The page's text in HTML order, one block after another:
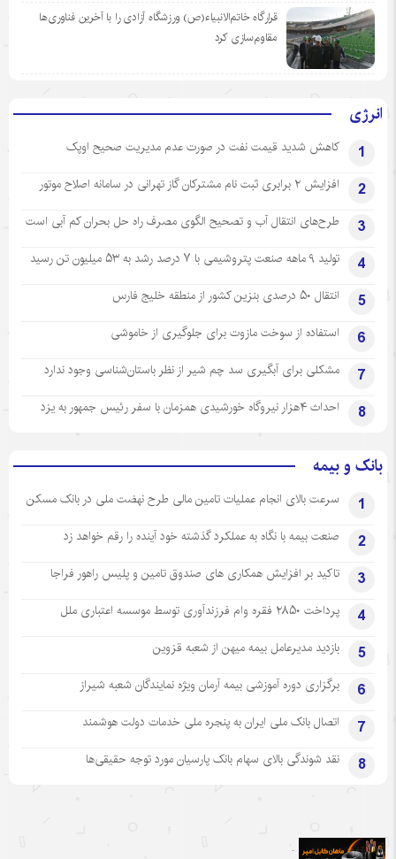
قرارگاه خاتم‌الانبیاء(ص) ورزشگاه آزادی را با آخرین فناوری‌ها
مقاوم‌سازی کرد
انرژی
1 کاهش شدید قیمت نفت در صورت عدم مدیریت صحیح اوپک
2 افزایش ۲ برابری ثبت نام مشترکان گاز تهرانی‌ در سامانه اصلاح موتور
3 طرح‌های انتقال آب و تصحیح الگوی مصرف راه حل بحران کم آبی است
4 تولید ۹ ماهه صنعت پتروشیمی با ۷ درصد رشد به ۵۳ میلیون تن رسید
5 انتقال ۵۰ درصدی بنزین کشور از منطقه خلیج فارس
6 استفاده از سوخت مازوت برای جلوگیری از خاموشی
7 مشکلی برای آبگیری سد چم شیر از نظر باستان‌شناسی وجود ندارد
8 احداث ۴هزار نیروگاه خورشیدی همزمان با سفر رئیس جمهور به یزد
بانک و بیمه
1 سرعت بالای انجام عملیات تامین مالی طرح نهضت ملی در بانک مسکن
2 صنعت بیمه با نگاه به عملکرد گذشته خود آینده را رقم خواهد زد
3 تاکید بر افزایش همکاری های صندوق تامین و پلیس راهور فراجا
4 پرداخت ۲۸۵۰ فقره وام فرزندآوری توسط موسسه اعتباری ملل
5 بازدید مدیرعامل بیمه میهن از شعبه قزوین
6 برگزاری دوره آموزشی بیمه آرمان ویژه نمایندگان شعبه شیراز
7 اتصال بانک ملی ایران به پنجره ملی خدمات دولت هوشمند
8 نقد شوندگی بالای سهام بانک پارسیان مورد توجه حقیقی‌ها
.